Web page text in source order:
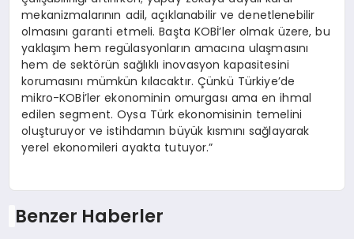
mekanizmalarının adil, açıklanabilir ve denetlenebilir
olmasını garanti etmeli. Başta KOBİ’ler olmak üzere, bu
yaklaşım hem regülasyonların amacına ulaşmasını
hem de sektörün sağlıklı inovasyon kapasitesini
korumasını mümkün kılacaktır. Çünkü Türkiye’de
mikro-KOBİ’ler ekonominin omurgası ama en ihmal
edilen segment. Oysa Türk ekonomisinin temelini
oluşturuyor ve istihdamın büyük kısmını sağlayarak
yerel ekonomileri ayakta tutuyor.”
Benzer Haberler